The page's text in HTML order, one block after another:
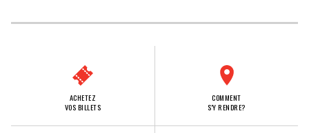
ACHETEZ
VOS BILLETS
COMMENT
S'Y RENDRE?